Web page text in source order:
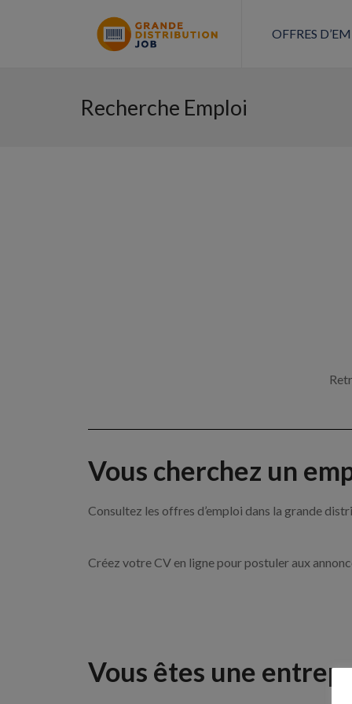
OFFRES
Recherche Emploi
Vous cherchez un
Consultez les offres d’emploi dans la grande
Créez votre CV en ligne pour postuler aux
Vous êtes une